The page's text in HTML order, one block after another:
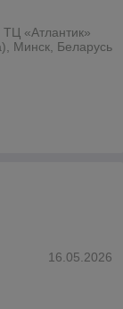
ТЦ «Атлантик»
Минск, Беларусь
16.05.2026